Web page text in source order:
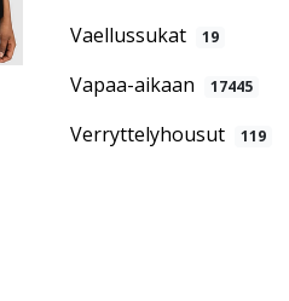
Vaellussukat 19
Vapaa-aikaan 17445
Verryttelyhousut 119